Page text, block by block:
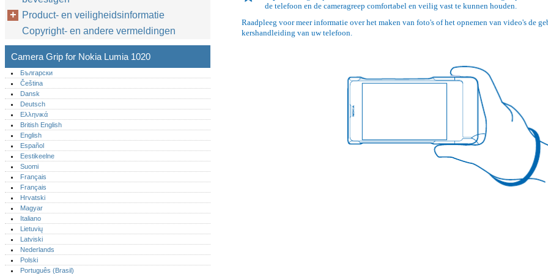
de telefoon en de cameragreep comfortabel en veilig vast te kunnen houden.
Raadpleeg voor meer informatie over het maken van foto's of het opnemen van video's de
kershandleiding van uw telefoon.
Product- en veiligheidsinformatie
Copyright- en andere vermeldingen
Camera Grip for Nokia Lumia 1020
Български
Čeština
Dansk
Deutsch
Ελληνικά
British English
English
Español
Eestikeelne
Suomi
Français
Français
Hrvatski
Magyar
Italiano
Lietuvių
Latviski
Nederlands
Polski
Português (Brasil)